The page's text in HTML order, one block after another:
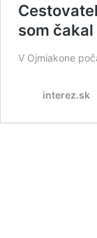
som
V Ojmiakone
interez.sk